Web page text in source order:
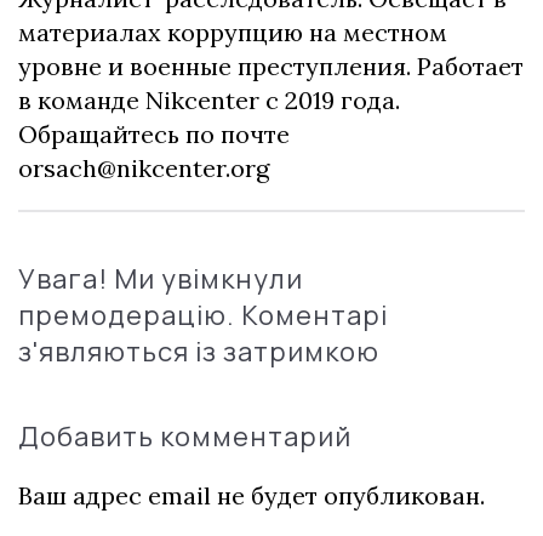
материалах коррупцию на местном
уровне и военные преступления. Работает
в команде Nikcenter с 2019 года.
Обращайтесь по почте
orsach@nikcenter.org
Увага! Ми увімкнули
премодерацію. Коментарі
з'являються із затримкою
Добавить комментарий
Ваш адрес email не будет опубликован.